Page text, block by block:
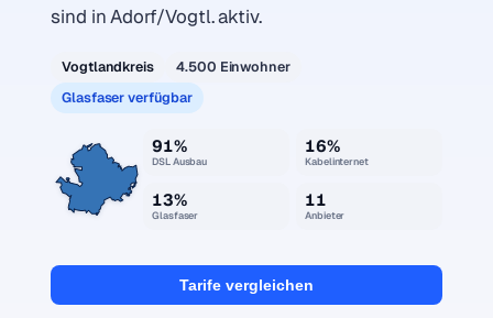
sind in Adorf/Vogtl. aktiv.
Vogtlandkreis
4.500 Einwohner
Glasfaser verfügbar
91%
DSL Ausbau
16%
Kabelinternet
13%
Glasfaser
11
Anbieter
Tarife vergleichen